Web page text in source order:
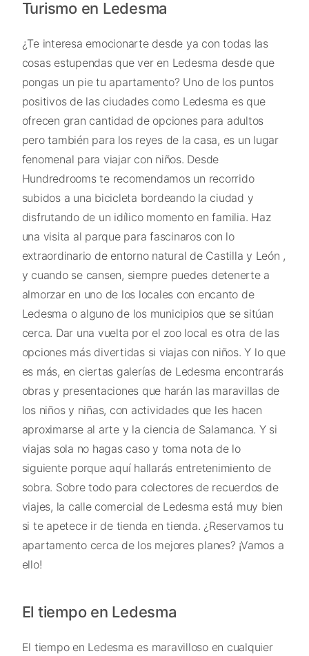
Turismo en Ledesma
¿Te interesa emocionarte desde ya con todas las
cosas estupendas que ver en Ledesma desde que
pongas un pie tu apartamento? Uno de los puntos
positivos de las ciudades como Ledesma es que
ofrecen gran cantidad de opciones para adultos
pero también para los reyes de la casa, es un lugar
fenomenal para viajar con niños. Desde
Hundredrooms te recomendamos un recorrido
subidos a una bicicleta bordeando la ciudad y
disfrutando de un idílico momento en familia. Haz
una visita al parque para fascinaros con lo
extraordinario de entorno natural de Castilla y León ,
y cuando se cansen, siempre puedes detenerte a
almorzar en uno de los locales con encanto de
Ledesma o alguno de los municipios que se sitúan
cerca. Dar una vuelta por el zoo local es otra de las
opciones más divertidas si viajas con niños. Y lo que
es más, en ciertas galerías de Ledesma encontrarás
obras y presentaciones que harán las maravillas de
los niños y niñas, con actividades que les hacen
aproximarse al arte y la ciencia de Salamanca. Y si
viajas sola no hagas caso y toma nota de lo
siguiente porque aquí hallarás entretenimiento de
sobra. Sobre todo para colectores de recuerdos de
viajes, la calle comercial de Ledesma está muy bien
si te apetece ir de tienda en tienda. ¿Reservamos tu
apartamento cerca de los mejores planes? ¡Vamos a
ello!
El tiempo en Ledesma
El tiempo en Ledesma es maravilloso en cualquier